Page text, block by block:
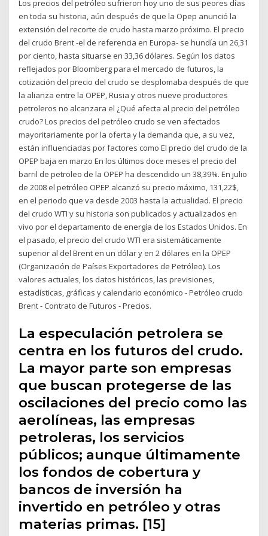
Los precios del petróleo sufrieron hoy uno de sus peores días
en toda su historia, aún después de que la Opep anunció la
extensión del recorte de crudo hasta marzo próximo. El precio
del crudo Brent -el de referencia en Europa- se hundía un 26,31
por ciento, hasta situarse en 33,36 dólares. Según los datos
reflejados por Bloomberg para el mercado de futuros, la
cotización del precio del crudo se desplomaba después de que
la alianza entre la OPEP, Rusia y otros nueve productores
petroleros no alcanzara el ¿Qué afecta al precio del petróleo
crudo? Los precios del petróleo crudo se ven afectados
mayoritariamente por la oferta y la demanda que, a su vez,
están influenciadas por factores como El precio del crudo de la
OPEP baja en marzo En los últimos doce meses el precio del
barril de petroleo de la OPEP ha descendido un 38,39%. En julio
de 2008 el petróleo OPEP alcanzó su precio máximo, 131,22$,
en el periodo que va desde 2003 hasta la actualidad. El precio
del crudo WTI y su historia son publicados y actualizados en
vivo por el departamento de energía de los Estados Unidos. En
el pasado, el precio del crudo WTI era sistemáticamente
superior al del Brent en un dólar y en 2 dólares en la OPEP
(Organización de Países Exportadores de Petróleo). Los
valores actuales, los datos históricos, las previsiones,
estadísticas, gráficas y calendario económico - Petróleo crudo
Brent - Contrato de Futuros - Precios.
La especulación petrolera se
centra en los futuros del crudo.
La mayor parte son empresas
que buscan protegerse de las
oscilaciones del precio como las
aerolíneas, las empresas
petroleras, los servicios
públicos; aunque últimamente
los fondos de cobertura y
bancos de inversión ha
invertido en petróleo y otras
materias primas. [15]